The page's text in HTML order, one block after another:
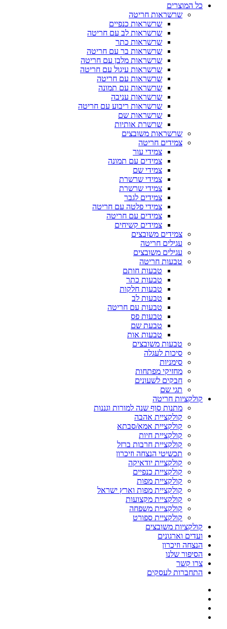
כל המוצרים
שרשראות חריטה
שרשראות כנפיים
שרשראות לב עם חריטה
שרשראות כתר
שרשראות בר עם חריטה
שרשראות מלבן עם חריטה
שרשראות עיגול עם חריטה
שרשראות עם חריטה
שרשראות עם תמונה
שרשראות עניבה
שרשראות ריבוע עם חריטה
שרשראות שם
שרשרת אותיות
שרשראות משובצים
צמידים חריטה
צמידי עור
צמידים עם תמונה
צמידי שם
צמידי שרשרת
צמידי שרשרת
צמידים לגבר
צמידי פלטה עם חריטה
צמידים עם חריטה
צמידים קשיחים
צמידים משובצים
עגילים חריטה
עגילים משובצים
טבעות חריטה
טבעות חותם
טבעות כתר
טבעות חלקות
טבעות לב
טבעות עם חריטה
טבעות פס
טבעת שם
טבעות אות
טבעות משובצים
סיכות לעגלה
סימניות
מחזיקי מפתחות
חבקים לשעונים
תגי שם
קולקציות חריטה
מתנות סוף שנה למורות וגננות
קולקציית אהבה
קולקציית אמא/סבתא
קולקציית חיות
קולקציית חרבות ברזל
תכשיטי הנצחה וזיכרון
קולקציית יודאיקה
קולקציית כנפיים
קולקציית מפות
קולקציית מפות וארץ ישראל
קולקציית מקצועות
קולקציית משפחה
קולקציית ספורט
קולקציות משובצים
ועדים וארגונים
הנצחה וזיכרון
הסיפור שלנו
צרו קשר
התחברות לעסקים